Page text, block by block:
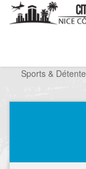
Sports & Détente